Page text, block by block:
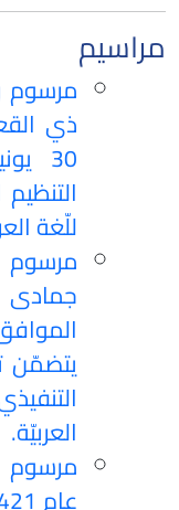
مراسيم
للّغة
يتضمّن
العربيّة.